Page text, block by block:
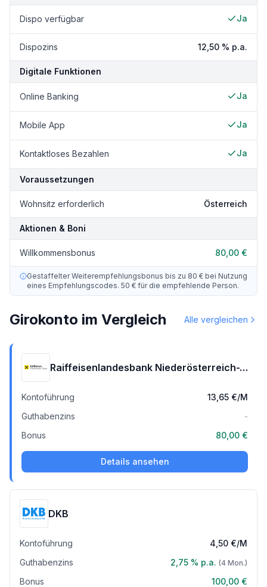
Dispo verfügbar Ja
Dispozins 12,50 % p.a.
Digitale Funktionen
Online Banking Ja
Mobile App Ja
Kontaktloses Bezahlen Ja
Voraussetzungen
Wohnsitz erforderlich Österreich
Aktionen & Boni
Willkommensbonus 80,00 €
Gestaffelter Weiterempfehlungsbonus bis zu 80 € bei Nutzung
eines Empfehlungscodes. 50 € für die empfehlende Person.
Girokonto im Vergleich Alle vergleichen
Raiffeisenlandesbank Niederösterreich-Wien AG
Kontoführung 13,65 €/M
Guthabenzins
-
Bonus
80,00 €
Details ansehen
DKB
Kontoführung 4,50 €/M
Guthabenzins
2,75 % p.a. (4 Mon.)
Bonus 100,00 €